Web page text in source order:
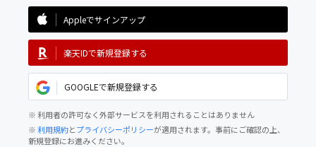
Appleでサインアップ
楽天IDで新規登録する
GOOGLEで新規登録する
※ 利用者の許可なく外部サービスを利用されることはありません
※利用規約とプライバシーポリシーが適用されます。事前にご確認の上、
新規登録にお進みください。